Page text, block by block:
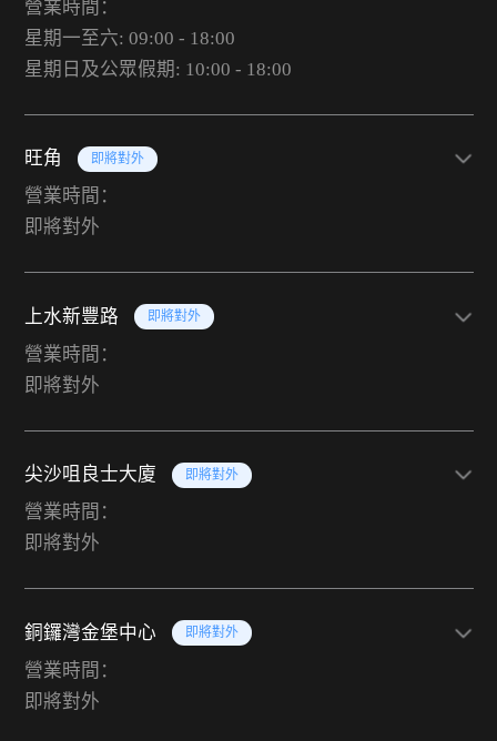
營業時間：
星期一至六: 09:00 - 18:00
星期日及公眾假期: 10:00 - 18:00
旺角 即將對外
營業時間：
即將對外
上水新豐路 即將對外
營業時間：
即將對外
尖沙咀良士大廈 即將對外
營業時間：
即將對外
銅鑼灣金堡中心 即將對外
營業時間：
即將對外